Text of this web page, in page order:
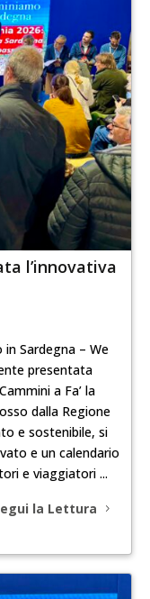
l’innovativa
Sardegna – We
presentata
a Fa’ la
dalla Regione
e sostenibile, si
e un calendario
e viaggiatori ...
la Lettura